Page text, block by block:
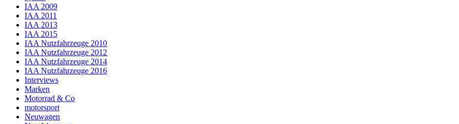
IAA 2009
IAA 2011
IAA 2013
IAA 2015
IAA Nutzfahrzeuge 2010
IAA Nutzfahrzeuge 2012
IAA Nutzfahrzeuge 2014
IAA Nutzfahrzeuge 2016
Interviews
Marken
Motorrad & Co
motorsport
Neuwagen